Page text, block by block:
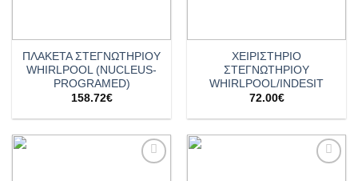
ΠΛΑΚΕΤΑ ΣΤΕΓΝΩΤΗΡΙΟΥ
WHIRLPOOL (NUCLEUS-
PROGRAMED)
158.72€
ΧΕΙΡΙΣΤΗΡΙΟ
ΣΤΕΓΝΩΤΗΡΙΟΥ
WHIRLPOOL/INDESIT
72.00€